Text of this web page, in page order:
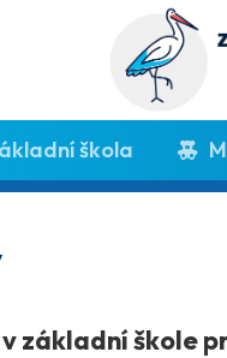
škola
základní škole